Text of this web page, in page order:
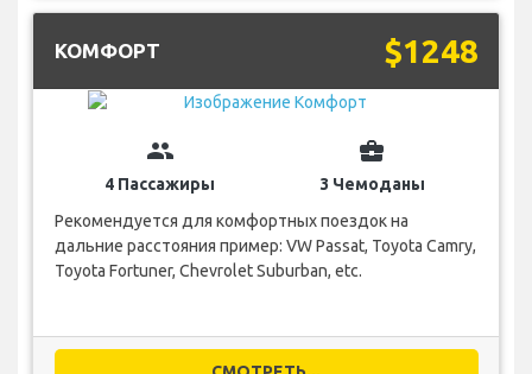
КОМФОРТ $1248
group
4 Пассажиры
business_center
3 Чемоданы
Рекомендуется для комфортных поездок на
дальние расстояния пример: VW Passat, Toyota Camry,
Toyota Fortuner, Chevrolet Suburban, etc.